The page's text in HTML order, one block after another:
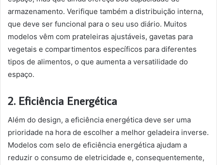
armazenamento. Verifique também a distribuição interna,
que deve ser funcional para o seu uso diário. Muitos
modelos vêm com prateleiras ajustáveis, gavetas para
vegetais e compartimentos específicos para diferentes
tipos de alimentos, o que aumenta a versatilidade do
espaço.
2. Eficiência Energética
Além do design, a eficiência energética deve ser uma
prioridade na hora de escolher a melhor geladeira inverse.
Modelos com selo de eficiência energética ajudam a
reduzir o consumo de eletricidade e, consequentemente,